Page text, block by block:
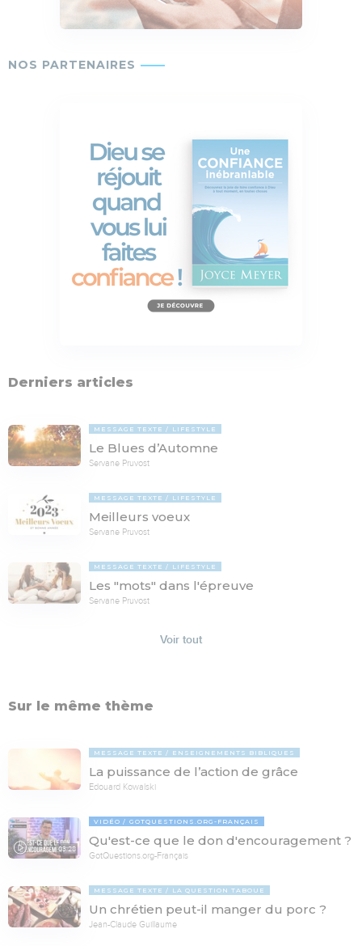
Derniers articles
MESSAGE TEXTE LIFESTYLE
Le Blues d’Automne
Servane Pruvost
MESSAGE TEXTE LIFESTYLE
Meilleurs voeux
Servane Pruvost
MESSAGE TEXTE LIFESTYLE
Les "mots" dans l'épreuve
Servane Pruvost
Voir tout
Sur le même thème
MESSAGE TEXTE ENSEIGNEMENTS BIBLIQUES
La puissance de l’action de grâce
Edouard Kowalski
03:28
VIDÉO GOTQUESTIONS.ORG-FRANÇAIS
Qu'est-ce que le don d'encouragement ?
GotQuestions.org-Français
MESSAGE TEXTE LA QUESTION TABOUE
Un chrétien peut-il manger du porc ?
Jean-Claude Guillaume